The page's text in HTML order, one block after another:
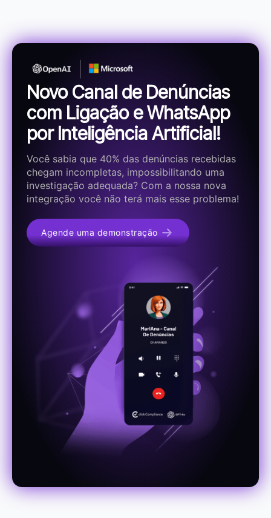
Novo Canal de Denúncias
com Ligação e WhatsApp
por Inteligência Artificial!
Você sabia que 40% das denúncias recebidas
chegam incompletas, impossibilitando uma
investigação adequada? Com a nossa nova
integração você não terá mais esse problema!
Agende uma demonstração